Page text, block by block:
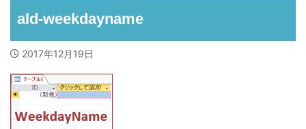
ald-weekdayname
2017年12月19日